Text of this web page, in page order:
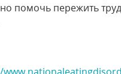
помочь пережить